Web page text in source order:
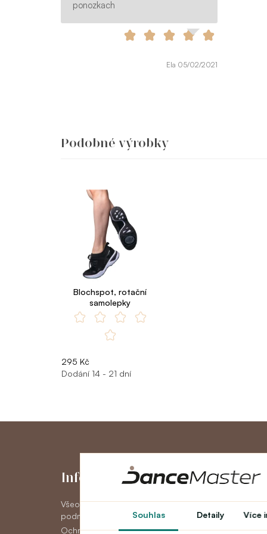
Souhlas Detaily Více
ponozkach
Ela 05/02/2021
Podobné výrobky
Blochspot, rotační
samolepky
295 Kč
Dodání 14 - 21 dní
Informace
Všeobecné obchodní
podmínky
Ochrana osobních údajov
Můj účet
Můj účet
Historie